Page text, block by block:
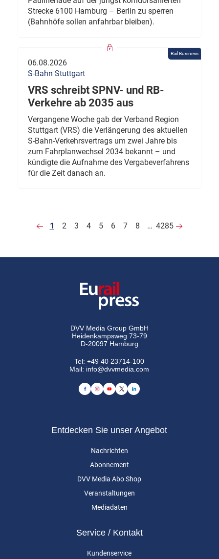
Strecke 6100 Hamburg – Berlin zu sperren
(Bahnhöfe sollen anfahrbar bleiben).
Rail Business
06.08.2026
S-Bahn Stuttgart
VRS schreibt SPNV- und RB-
Verkehre ab 2035 aus
Vergangene Woche gab der Verband Region
Stuttgart (VRS) die Verlängerung des aktuellen
S-Bahn-Verkehrsvertrags um zwei Jahre bis
zum Fahrplanwechsel 2034 bekannt – und
kündigte die Aufnahme des Vergabeverfahrens
für die Zeit danach an.
1 2 3 4 5 6 7 8 … 4285
DVV Media Group GmbH
Heidenkampsweg 73-79
D-20097 Hamburg
Tel:+49 40 23714-100
Mail: info@dvvmedia.com
Entdecken Sie unser Angebot
Nachrichten
Abonnement
DVV Media Abo Shop
Veranstaltungen
Mediadaten
Service / Kontakt
Kundenservice